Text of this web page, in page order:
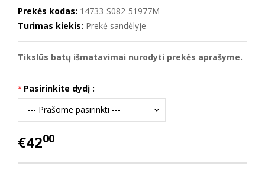
Prekės kodas: 14733-S082-51977M
Turimas kiekis: Prekė sandėlyje
Tikslūs batų išmatavimai nurodyti prekės aprašyme.
Pasirinkite dydį :
€4200